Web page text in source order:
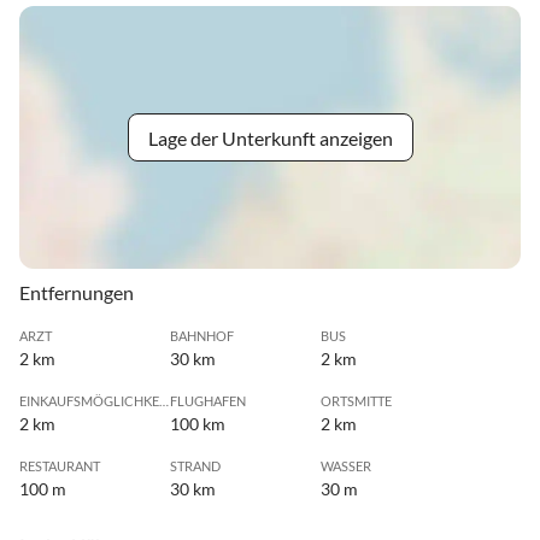
Lage der Unterkunft anzeigen
Entfernungen
ARZT
2 km
BAHNHOF
30 km
BUS
2 km
2 km
FLUGHAFEN
100 km
ORTSMITTE
2 km
RESTAURANT
100 m
STRAND
30 km
WASSER
30 m